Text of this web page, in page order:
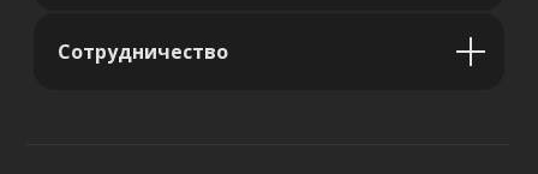
Сотрудничество